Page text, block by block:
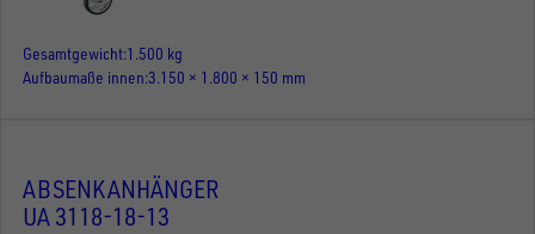
Gesamtgewicht 1.500 kg
Aufbaumaße innen 3.150 × 1.800 × 150 mm
ABSENKANHÄNGER
UA 3118-18-13